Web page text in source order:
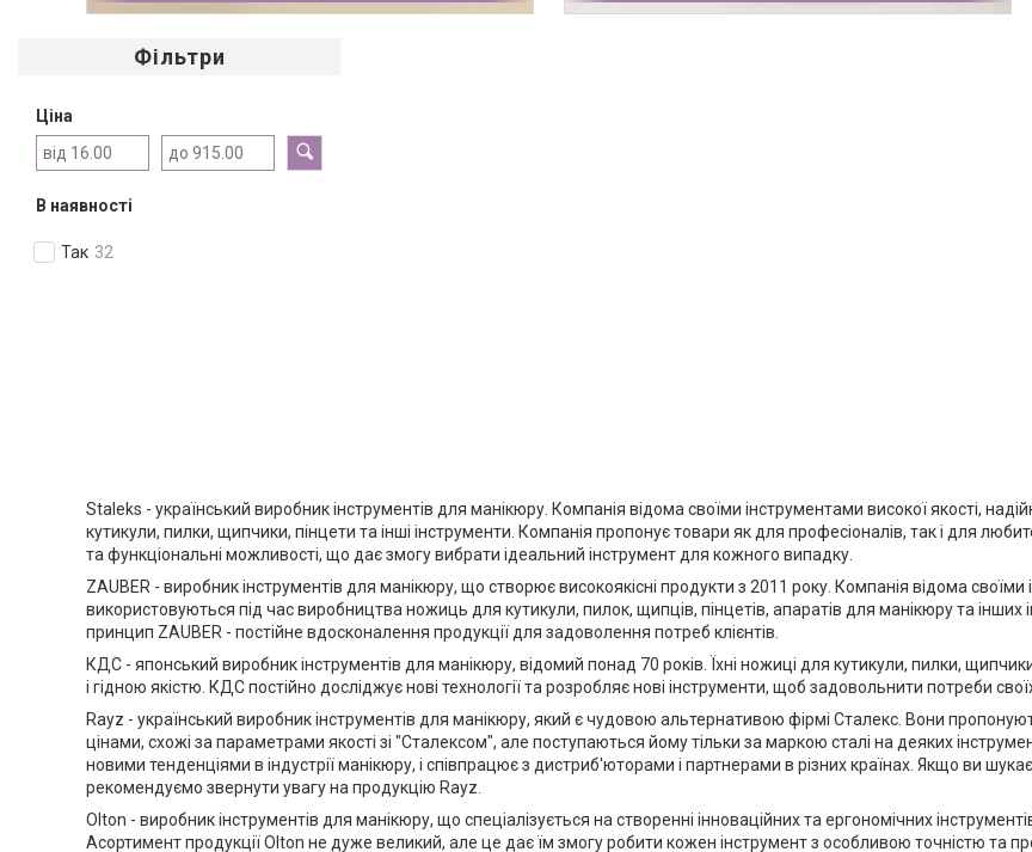
Фільтри
Ціна
В наявності
Так 32
Staleks - український виробник інструментів для манікюру. Компанія відома своїми інструментами високої якості,
кутикули, пилки, щипчики, пінцети та інші інструменти. Компанія пропонує товари як для професіоналів, так і для
та функціональні можливості, що дає змогу вибрати ідеальний інструмент для кожного випадку.
ZAUBER - виробник інструментів для манікюру, що створює високоякісні продукти з 2011 року. Компанія відома
використовуються під час виробництва ножиць для кутикули, пилок, щипців, пінцетів, апаратів для манікюру та інших
принцип ZAUBER - постійне вдосконалення продукції для задоволення потреб клієнтів.
КДС - японський виробник інструментів для манікюру, відомий понад 70 років. Їхні ножиці для кутикули, пилки,
і гідною якістю. КДС постійно досліджує нові технології та розробляє нові інструменти, щоб задовольнити потреби своїх
Rayz - український виробник інструментів для манікюру, який є чудовою альтернативою фірмі Сталекс. Вони
цінами, схожі за параметрами якості зі "Сталексом", але поступаються йому тільки за маркою сталі на деяких
новими тенденціями в індустрії манікюру, і співпрацює з дистриб'юторами і партнерами в різних країнах. Якщо ви
рекомендуємо звернути увагу на продукцію Rayz.
Olton - виробник інструментів для манікюру, що спеціалізується на створенні інноваційних та ергономічних
Асортимент продукції Olton не дуже великий, але це дає їм змогу робити кожен інструмент з особливою точністю та